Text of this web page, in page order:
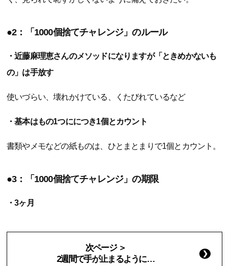
●2：「1000個捨てチャレンジ」のルール
・近藤麻理恵さんのメソッドになりますが「ときめかないも
の」は手放す
使いづらい、壊れかけている、くたびれているなど
・基本はもの1つににつき1個とカウント
書類やメモなどの紙ものは、ひとまとまりで1個とカウント。
●3：「1000個捨てチャレンジ」の期限
・3ヶ月
次ページ ＞
2週間で手が止まるように…